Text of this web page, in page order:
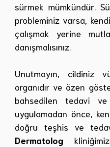
sürmek mümkündür.
probleminiz varsa,
çalışmak yerine
danışmalısınız.
Unutmayın, cildiniz
organıdır ve özen
bahsedilen tedavi
uygulamadan önce,
doğru teşhis ve
Dermatolog